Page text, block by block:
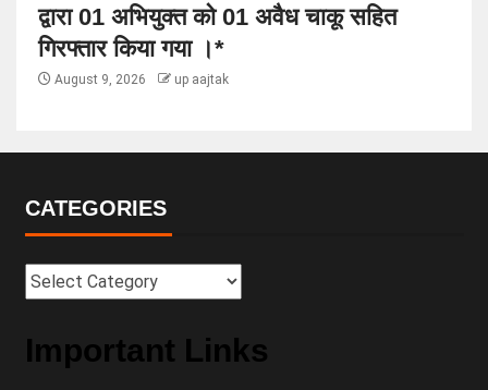
द्वारा 01 अभियुक्त को 01 अवैध चाकू सहित
गिरफ्तार किया गया ।*
August 9, 2026 up aajtak
CATEGORIES
Important Links